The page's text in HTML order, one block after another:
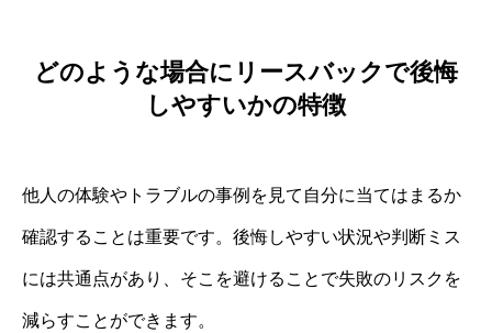
どのような場合にリースバックで後悔
しやすいかの特徴
他人の体験やトラブルの事例を見て自分に当てはまるか
確認することは重要です。後悔しやすい状況や判断ミス
には共通点があり、そこを避けることで失敗のリスクを
減らすことができます。